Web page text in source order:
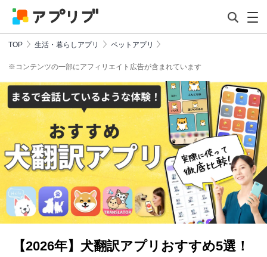
TOP 生活・暮らしアプリ ペットアプリ
※コンテンツの一部にアフィリエイト広告が含まれています
【2026年】犬翻訳アプリおすすめ5選！